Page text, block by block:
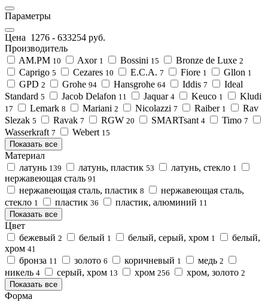
Параметры
Цена 1276 - 633254 руб.
Производитель
AM.PM 10 Axor 1 Bossini 15 Bronze de Luxe 2
Caprigo 5 Cezares 10 E.C.A. 7 Fiore 1 Gllon 1
GPD 2 Grohe 94 Hansgrohe 64 Iddis 7
Ideal
Standard 5 Jacob Delafon 11 Jaquar 4 Keuco 1 Kludi
17 Lemark 8 Mariani 2 Nicolazzi 7 Raiber 1
Rav
Slezak 5 Ravak 7 RGW 20 SMARTsant 4 Timo 7
Wasserkraft 7 Webert 15
Показать все
Материал
латунь 139 латунь, пластик 53 латунь, стекло 1
нержавеющая сталь 91
нержавеющая сталь, пластик 8
нержавеющая сталь,
стекло 1 пластик 36 пластик, алюминий 11
Показать все
Цвет
бежевый 2 белый 1 белый, серый, хром 1
белый,
хром 41
бронза 11 золото 6 коричневый 1 медь 2
никель 4 серый, хром 13 хром 256 хром, золото 2
Показать все
Форма